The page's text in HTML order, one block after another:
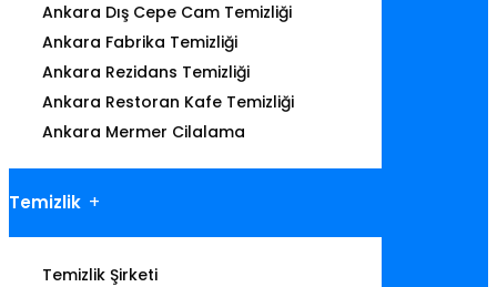
Ankara Dış Cepe Cam Temizliği
Ankara Fabrika Temizliği
Ankara Rezidans Temizliği
Ankara Restoran Kafe Temizliği
Ankara Mermer Cilalama
Temizlik
Temizlik Şirketi